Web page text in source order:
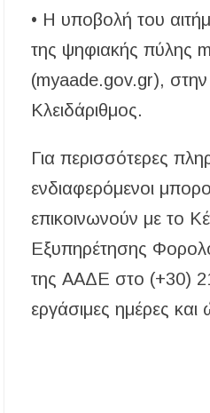
• Η υποβολή του
της ψηφιακής πύλης
(myaade.gov.gr),
Κλειδάριθμος.
Για περισσότερες
ενδιαφερόμενοι
επικοινωνούν με το
Εξυπηρέτησης
της ΑΑΔΕ στο (+30)
εργάσιμες ημέρες